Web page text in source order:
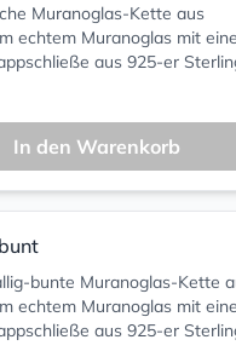
Muranoglas-Kette aus
echtem Muranoglas mit
aus 925-er
In den Warenkorb
bunte Muranoglas-Kette
echtem Muranoglas mit
aus 925-er